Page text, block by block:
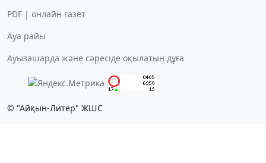
PDF | онлайн газет
Ауа райы
Ауызашарда және сәресіде оқылатын дұға
© "Айқын-Литер" ЖШС